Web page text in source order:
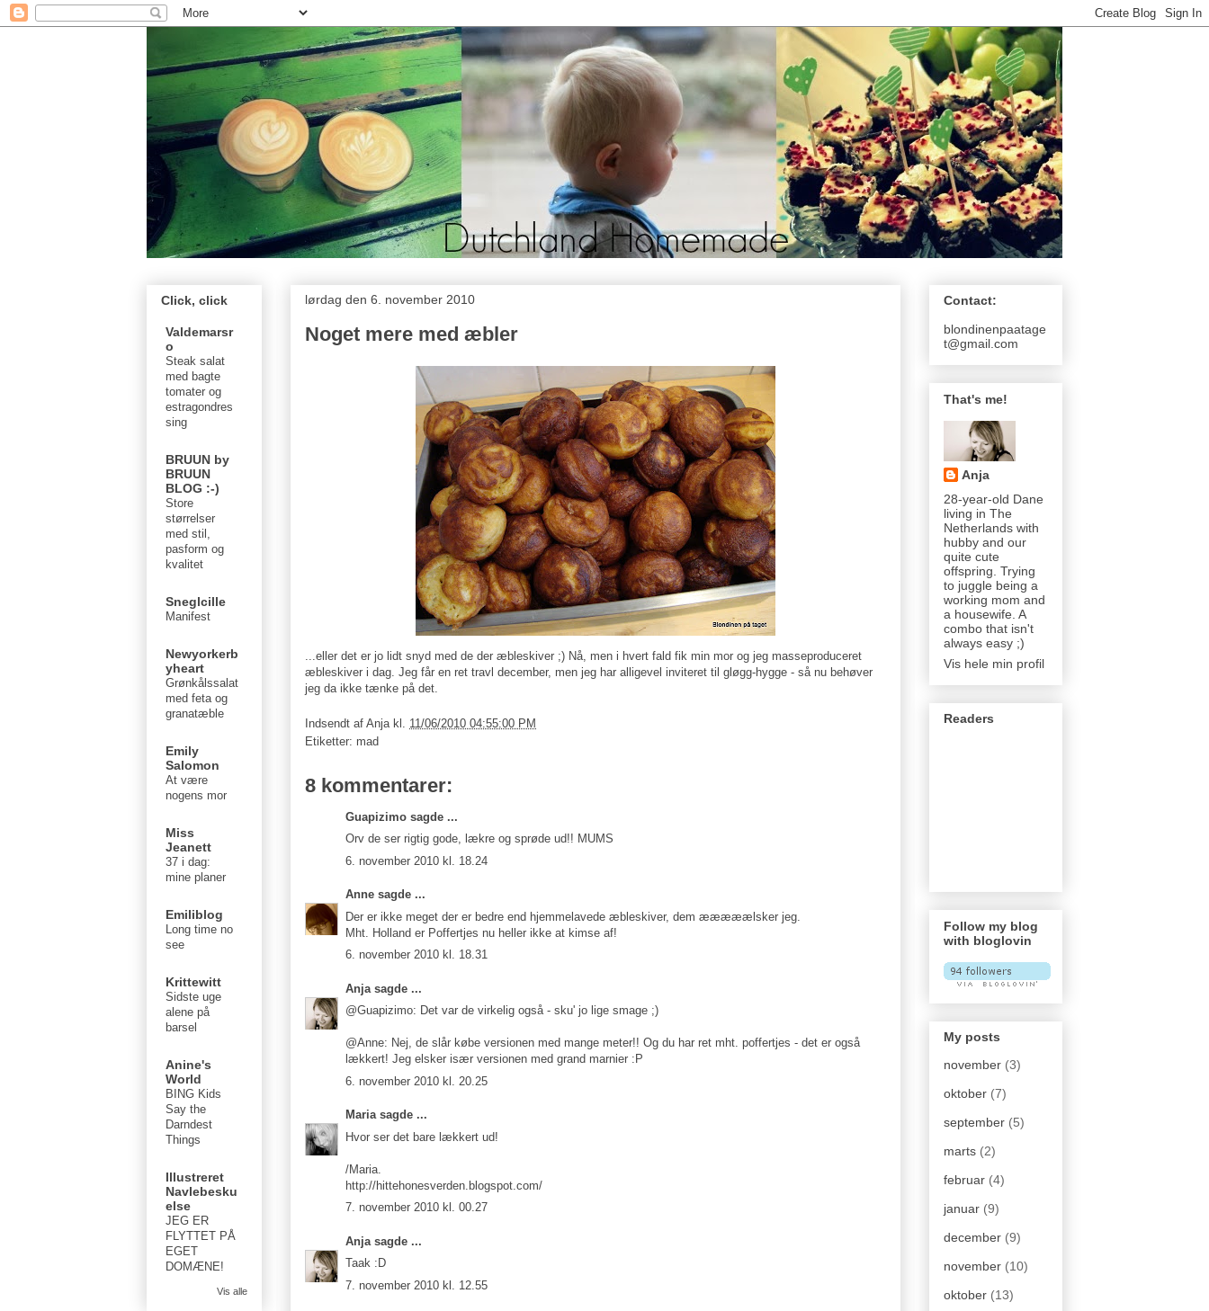
lørdag den 6. november 2010
Noget mere med æbler
...eller det er jo lidt snyd med de der æbleskiver ;) Nå, men i hvert fald fik min mor og jeg masseproduceret
æbleskiver i dag. Jeg får en ret travl december, men jeg har alligevel inviteret til gløgg-hygge - så nu behøver
jeg da ikke tænke på det.
Indsendt af Anja kl. 11/06/2010 04:55:00 PM
Etiketter: mad
8 kommentarer:
Guapizimo sagde ...
Orv de ser rigtig gode, lækre og sprøde ud!! MUMS
6. november 2010 kl. 18.24
Anne sagde ...
Der er ikke meget der er bedre end hjemmelavede æbleskiver, dem ææææælsker jeg.
Mht. Holland er Poffertjes nu heller ikke at kimse af!
6. november 2010 kl. 18.31
Anja sagde ...
@Guapizimo: Det var de virkelig også - sku' jo lige smage ;)
@Anne: Nej, de slår købe versionen med mange meter!! Og du har ret mht. poffertjes - det er også
lækkert! Jeg elsker især versionen med grand marnier :P
6. november 2010 kl. 20.25
Mariasagde ...
Hvor ser det bare lækkert ud!
/Maria.
http://hittehonesverden.blogspot.com/
7. november 2010 kl. 00.27
Anja sagde ...
Taak :D
7. november 2010 kl. 12.55
Click, click
Valdemarsr
o
Steak salat
med bagte
tomater og
estragondres
sing
BRUUN by
BRUUN
BLOG :-)
Store
størrelser
med stil,
pasform og
kvalitet
Sneglcille
Manifest
Newyorkerb
yheart
Grønkålssalat
med feta og
granatæble
Emily
Salomon
At være
nogens mor
Miss
Jeanett
37 i dag:
mine planer
Emiliblog
Long time no
see
Krittewitt
Sidste uge
alene på
barsel
Anine's
World
BING Kids
Say the
Darndest
Things
Illustreret
Navlebesku
else
JEG ER
FLYTTET PÅ
EGET
DOMÆNE!
Vis alle
Contact:
blondinenpaatage
t@gmail.com
That's me!
Anja
28-year-old Dane
living in The
Netherlands with
hubby and our
quite cute
offspring. Trying
to juggle being a
working mom and
a housewife. A
combo that isn't
always easy ;)
Vis hele min profil
Readers
Follow my blog
with bloglovin
My posts
november (3)
oktober (7)
september (5)
marts (2)
februar (4)
januar (9)
december (9)
november (10)
oktober (13)